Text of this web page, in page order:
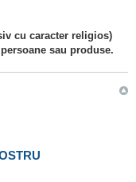
cu caracter religios)
sau produse.